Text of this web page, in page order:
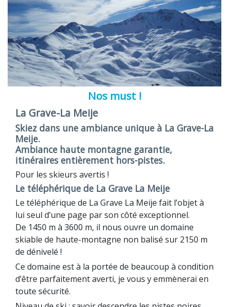
Nos must !
La Grave-La Meije
Skiez dans une ambiance unique à La Grave-La
Meije.
Ambiance haute montagne garantie,
itinéraires entièrement hors-pistes.
Pour les skieurs avertis !
Le téléphérique de La Grave La Meije
Le téléphérique de La Grave La Meije fait l’objet à
lui seul d’une page par son côté exceptionnel.
De 1450 m à 3600 m, il nous ouvre un domaine
skiable de haute-montagne non balisé sur 2150 m
de dénivelé !
Ce domaine est à la portée de beaucoup à condition
d’être parfaitement averti, je vous y emmènerai en
toute sécurité.